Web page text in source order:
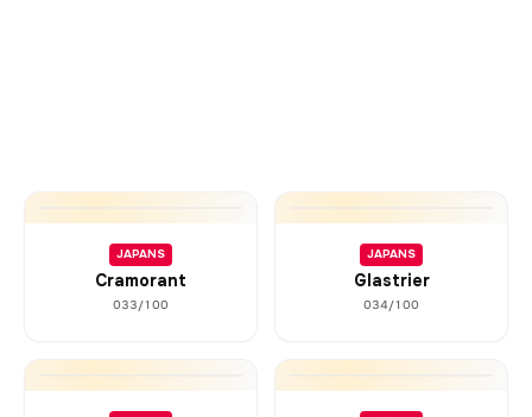
JAPANS
Cramorant
033/100
JAPANS
Glastrier
034/100